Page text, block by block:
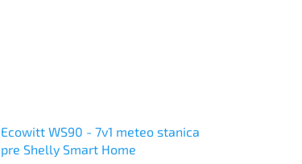
Ecowitt WS90 - 7v1 meteo stanica
pre Shelly Smart Home